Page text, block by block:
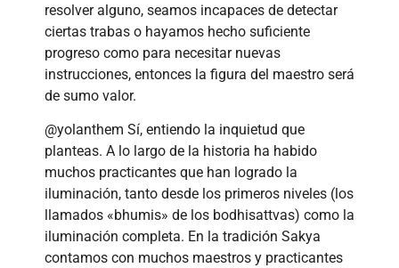
resolver alguno, seamos incapaces de detectar
ciertas trabas o hayamos hecho suficiente
progreso como para necesitar nuevas
instrucciones, entonces la figura del maestro será
de sumo valor.
@yolanthem Sí, entiendo la inquietud que
planteas. A lo largo de la historia ha habido
muchos practicantes que han logrado la
iluminación, tanto desde los primeros niveles (los
llamados «bhumis» de los bodhisattvas) como la
iluminación completa. En la tradición Sakya
contamos con muchos maestros y practicantes